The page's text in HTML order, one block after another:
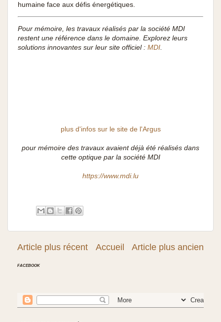
humaine face aux défis énergétiques.
Pour mémoire, les travaux réalisés par la société MDI
restent une référence dans le domaine. Explorez leurs
solutions innovantes sur leur site officiel : MDI.
plus d'infos sur le site de l'Argus
pour mémoire des travaux avaient déjà été réalisés dans
cette optique par la société MDI
https://www.mdi.lu
Article plus récent Article plus ancien
Accueil
FACEBOOK